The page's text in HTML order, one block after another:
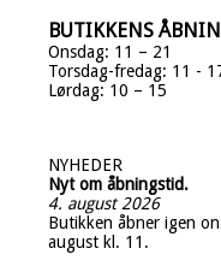
BUTIKKENS
Onsdag: 11 – 21
Torsdag-fredag: 11 -
Lørdag: 10 – 15
NYHEDER
Nyt om åbningstid.
4. august 2026
Butikken åbner igen
august kl. 11.